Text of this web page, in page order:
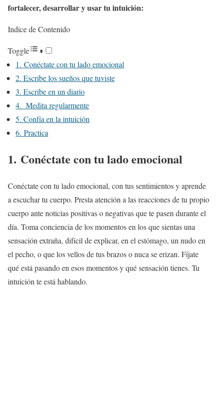
fortalecer, desarrollar y usar tu intuición:
Indice de Contenido
Toggle
1. Conéctate con tu lado emocional
2. Escribe los sueños que tuviste
3. Escribe en un diario
4. Medita regularmente
5. Confía en la intuición
6. Practica
1. Conéctate con tu lado emocional
Conéctate con tu lado emocional, con tus sentimientos y aprende
a escuchar tu cuerpo. Presta atención a las reacciones de tu propio
cuerpo ante noticias positivas o negativas que te pasen durante el
día. Toma conciencia de los momentos en los que sientas una
sensación extraña, difícil de explicar, en el estómago, un nudo en
el pecho, o que los vellos de tus brazos o nuca se erizan. Fíjate
qué está pasando en esos momentos y qué sensación tienes. Tu
intuición te está hablando.